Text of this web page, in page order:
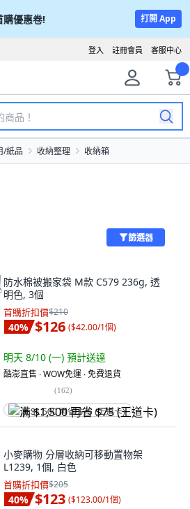
購優惠卷! 打開 App
客服中心
註冊會員
登入
/紙品 收納整理 收納箱
篩選器
防水棉被搬家袋 M款 C579 236g, 透
明色, 3個
首購折扣價$210
40% $126 ($42.00/1個)
明天 8/10 (一) 預計送達
酷澎直售 ∙ WOW免運 ∙ 免費退貨
(162)
满 $1,500 再省 $75 (王道卡)
小麥購物 分層收納可移動置物架
L1239, 1個, 白色
首購折扣價$205
40% $123 ($123.00/1個)